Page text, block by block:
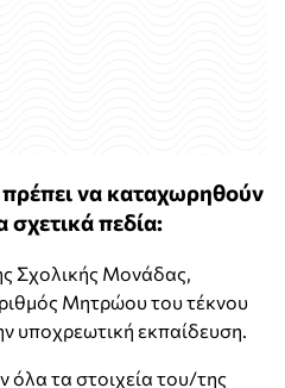
να καταχωρηθούν
σχετικά πεδία:
Σχολικής Μονάδας,
Μητρώου του τέκνου
υποχρεωτική εκπαίδευση.
όλα τα στοιχεία του/της